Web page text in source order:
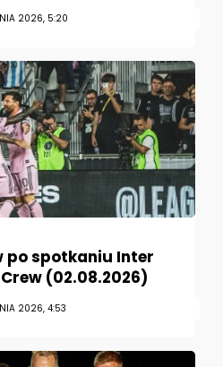
2026, 5:20
po spotkaniu Inter
(02.08.2026)
2026, 4:53